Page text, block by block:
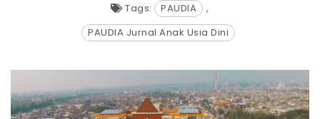
Tags: PAUDIA
,
PAUDIA Jurnal Anak Usia Dini